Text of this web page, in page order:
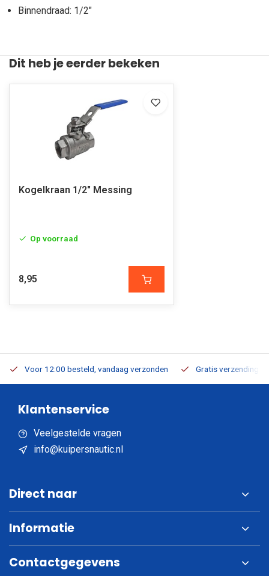
Binnendraad: 1/2"
Dit heb je eerder bekeken
Kogelkraan 1/2" Messing
Op voorraad
8,95
Voor 12:00 besteld, vandaag verzonden Gratis verzending
Klantenservice
Veelgestelde vragen
info@kuipersnautic.nl
Direct naar
Informatie
Contactgegevens